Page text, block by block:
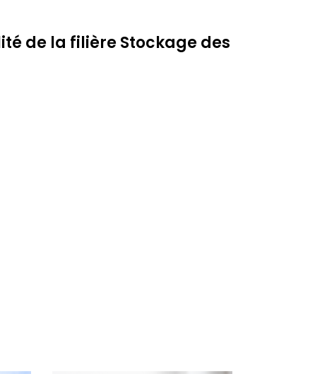
de la filière Stockage des